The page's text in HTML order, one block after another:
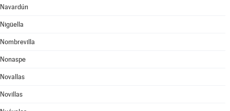
Navardún
Nigüella
Nombrevilla
Nonaspe
Novallas
Novillas